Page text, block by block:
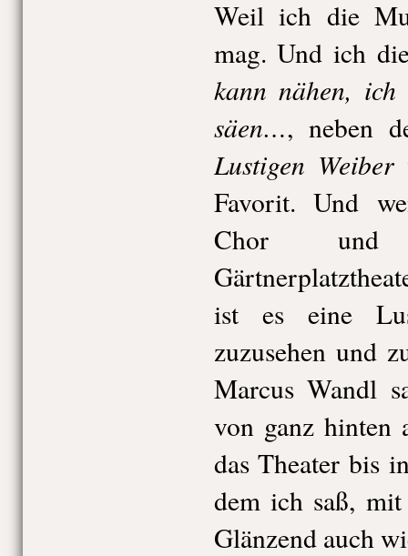
Weil ich die
mag. Und ich
kann nähen,
säen…, neben
Lustigen
Favorit. Und
Chor und
ist es eine
zuzusehen und
Marcus Wandl
von ganz
das Theater bis
dem ich saß,
Glänzend auch